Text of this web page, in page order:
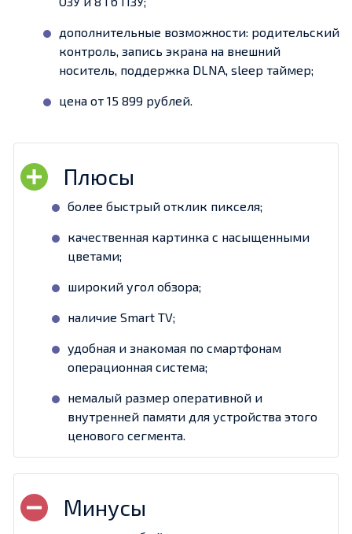
дополнительные возможности: родительский
контроль, запись экрана на внешний
носитель, поддержка DLNA, sleep таймер;
цена от 15 899 рублей.
более быстрый отклик пикселя;
качественная картинка с насыщенными
цветами;
широкий угол обзора;
наличие Smart TV;
удобная и знакомая по смартфонам
операционная система;
немалый размер оперативной и
внутренней памяти для устройства этого
ценового сегмента.